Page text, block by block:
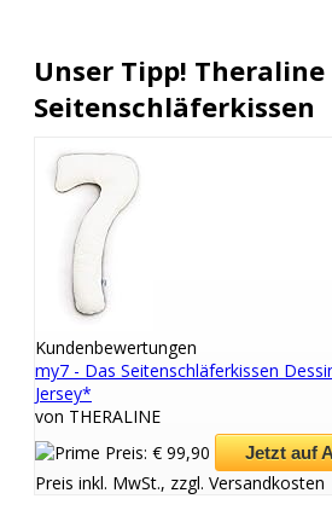
Unser Tipp! Theraline
Seitenschläferkissen
Kundenbewertungen
my7 - Das Seitenschläferkissen
Jersey*
von THERALINE
Preis: € 99,90
Jetzt auf
Preis inkl. MwSt., zzgl. Versandkosten